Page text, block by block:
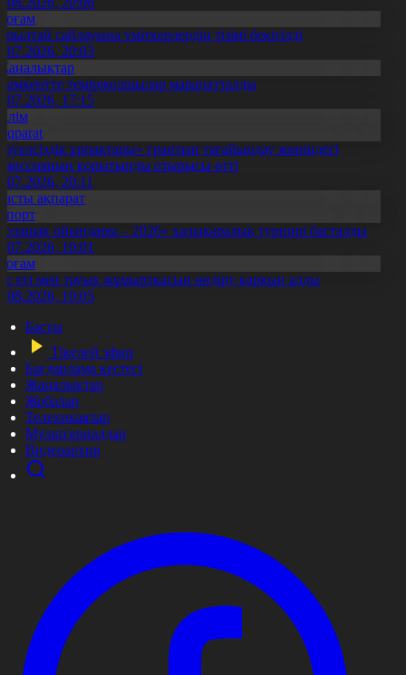
сайлауына үміткерлердің тізімі бекітілді
20:03
теміржолшылар марапатталды
17:15
ұрпақтары» грантын тағайындау жөніндегі
қорытынды отырысы өтті
20:11
ақпарат
ойындары – 2026» халықаралық турнирі басталды
10:01
еті мен тауық жұмыртқасын өндіру қарқын алды
10:05
Басты
Тікелей эфир
Бағдарлама кестесі
Жаңалықтар
Жобалар
Телехикаялар
Мультсериалдар
Видеоархив